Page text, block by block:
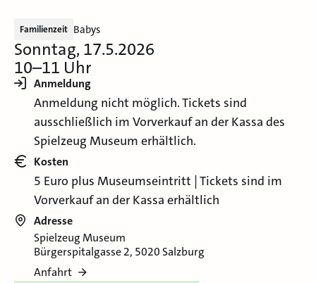
Familienzeit Babys
Sonntag, 17.5.2026
10–11 Uhr
Anmeldung
Anmeldung nicht möglich. Tickets sind
ausschließlich im Vorverkauf an der Kassa des
Spielzeug Museum erhältlich.
Kosten
5 Euro plus Museumseintritt | Tickets sind im
Vorverkauf an der Kassa erhältlich
Adresse
Spielzeug Museum
Bürgerspitalgasse 2, 5020 Salzburg
Anfahrt